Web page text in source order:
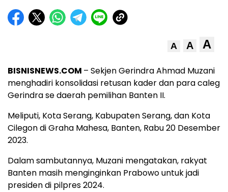
A A A
BISNISNEWS.COM – Sekjen Gerindra Ahmad Muzani
menghadiri konsolidasi retusan kader dan para caleg
Gerindra se daerah pemilihan Banten II.
Meliputi, Kota Serang, Kabupaten Serang, dan Kota
Cilegon di Graha Mahesa, Banten, Rabu 20 Desember
2023.
Dalam sambutannya, Muzani mengatakan, rakyat
Banten masih menginginkan Prabowo untuk jadi
presiden di pilpres 2024.